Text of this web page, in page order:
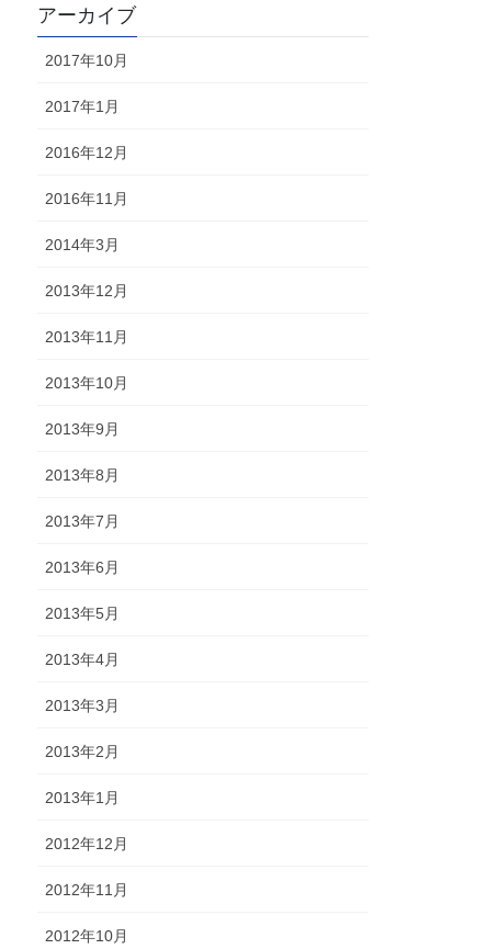
アーカイブ
2017年10月
2017年1月
2016年12月
2016年11月
2014年3月
2013年12月
2013年11月
2013年10月
2013年9月
2013年8月
2013年7月
2013年6月
2013年5月
2013年4月
2013年3月
2013年2月
2013年1月
2012年12月
2012年11月
2012年10月